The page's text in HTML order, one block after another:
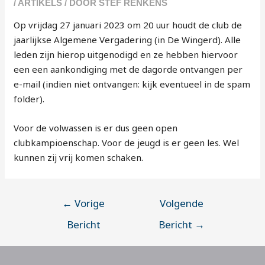
/ ARTIKELS / DOORSTEF RENKENS
Op vrijdag 27 januari 2023 om 20 uur houdt de club de
jaarlijkse Algemene Vergadering (in De Wingerd). Alle
leden zijn hierop uitgenodigd en ze hebben hiervoor
een een aankondiging met de dagorde ontvangen per
e-mail (indien niet ontvangen: kijk eventueel in de spam
folder).
Voor de volwassen is er dus geen open
clubkampioenschap. Voor de jeugd is er geen les. Wel
kunnen zij vrij komen schaken.
← Vorige
Bericht
Volgende
Bericht →